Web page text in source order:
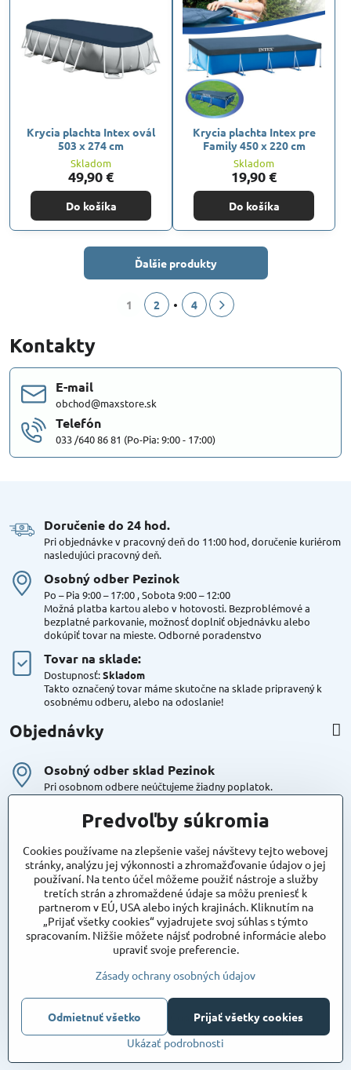
Krycia plachta Intex ovál
503 x 274 cm
Skladom
49,90 €
Do košíka
Krycia plachta Intex pre
Family 450 x 220 cm
Skladom
19,90 €
Do košíka
Ďalšie produkty
1 2 4
Kontakty
E-mail
obchod@maxstore.sk
Telefón
033 /640 86 81 (Po-Pia: 9:00 - 17:00)
Doručenie do 24 hod​.
Pri objednávke v pracovný deň do 11:00 hod, doručenie kuriérom
nasledujúci pracovný deň.
Osobný odber Pezinok
Po – Pia 9:00 – 17:00 , Sobota 9:00 – 12:00
Možná platba kartou alebo v hotovosti. Bezproblémové a
bezplatné parkovanie, možnosť doplniť objednávku alebo
dokúpiť tovar na mieste. Odborné poradenstvo
Tovar na sklade:
Dostupnosť:Skladom
Takto označený tovar máme skutočne na sklade pripravený k
osobnému odberu, alebo na odoslanie!
Objednávky
Osobný odber sklad Pezinok
Pri osobnom odbere neúčtujeme žiadny poplatok.
Kuriér DPD , Geis
Cena za dopravu:
Maxstore
Bratislavská 79
Areál Satina
90201 Pezinok
vjazd do areálu z Bratislavskej ulice
Súradnice pre GPS:
48°16'48.83"N, 17°15'39.45"E
©
Copyright
Predvoľby súkromiaZásady ochrany osobných údajov
Vytvorené pomocou:BiznisWeb.sk
Predvoľby súkromia
Cookies používame na zlepšenie vašej návštevy tejto webovej
stránky, analýzu jej výkonnosti a zhromažďovanie údajov o jej
používaní. Na tento účel môžeme použiť nástroje a služby
tretích strán a zhromaždené údaje sa môžu preniesť k
partnerom v EÚ, USA alebo iných krajinách. Kliknutím na
„Prijať všetky cookies“ vyjadrujete svoj súhlas s týmto
spracovaním. Nižšie môžete nájsť podrobné informácie alebo
upraviť svoje preferencie.
Zásady ochrany osobných údajov
Ukázať podrobnosti
Prijať všetky cookies
Odmietnuť všetko